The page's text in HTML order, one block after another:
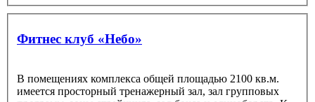
Фитнес клуб «Небо»
В помещениях комплекса общей площадью 2100 кв.м.
имеется просторный тренажерный зал, зал групповых